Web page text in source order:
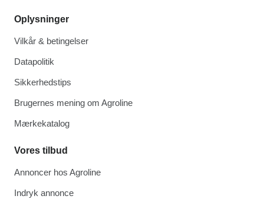
Oplysninger
Vilkår & betingelser
Datapolitik
Sikkerhedstips
Brugernes mening om Agroline
Mærkekatalog
Vores tilbud
Annoncer hos Agroline
Indryk annonce